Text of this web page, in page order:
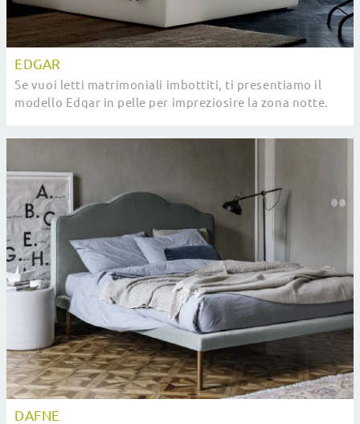
EDGAR
Se vuoi letti matrimoniali imbottiti, ti presentiamo il
modello Edgar in pelle per impreziosire la zona notte.
DAFNE